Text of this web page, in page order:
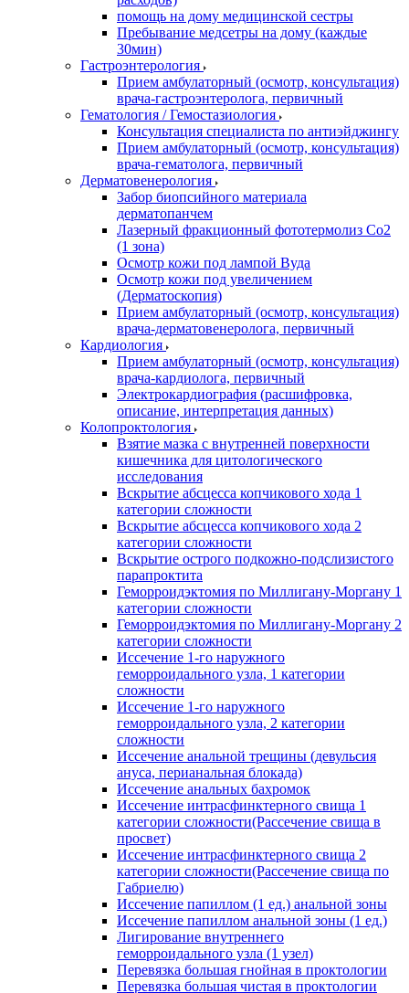
помощь на дому медицинской сестры
Пребывание медсетры на дому (каждые
30мин)
Гастроэнтерология
Прием амбулаторный (осмотр, консультация)
врача-гастроэнтеролога, первичный
Гематология / Гемостазиология
Консультация специалиста по антиэйджингу
Прием амбулаторный (осмотр, консультация)
врача-гематолога, первичный
Дерматовенерология
Забор биопсийного материала
дерматопанчем
Лазерный фракционный фототермолиз Со2
(1 зона)
Осмотр кожи под лампой Вуда
Осмотр кожи под увеличением
(Дерматоскопия)
Прием амбулаторный (осмотр, консультация)
врача-дерматовенеролога, первичный
Кардиология
Прием амбулаторный (осмотр, консультация)
врача-кардиолога, первичный
Электрокардиография (расшифровка,
описание, интерпретация данных)
Колопроктология
Взятие мазка с внутренней поверхности
кишечника для цитологического
исследования
Вскрытие абсцесса копчикового хода 1
категории сложности
Вскрытие абсцесса копчикового хода 2
категории сложности
Вскрытие острого подкожно-подслизистого
парапроктита
Геморроидэктомия по Миллигану-Моргану 1
категории сложности
Геморроидэктомия по Миллигану-Моргану 2
категории сложности
Иссечение 1-го наружного
геморроидального узла, 1 категории
сложности
Иссечение 1-го наружного
геморроидального узла, 2 категории
сложности
Иссечение анальной трещины (девульсия
ануса, перианальная блокада)
Иссечение анальных бахромок
Иссечение интрасфинктерного свища 1
категории сложности(Рассечение свища в
просвет)
Иссечение интрасфинктерного свища 2
категории сложности(Рассечение свища по
Габриелю)
Иссечение папиллом (1 ед.) анальной зоны
Иссечение папиллом анальной зоны (1 ед.)
Лигирование внутреннего
геморроидального узла (1 узел)
Перевязка большая гнойная в проктологии
Перевязка большая чистая в проктологии